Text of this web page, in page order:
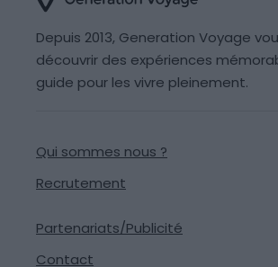
Depuis 2013, Generation Voyage
découvrir des expériences
guide pour les vivre pleinement.
Qui sommes nous ?
Recrutement
Partenariats/Publicité
Contact